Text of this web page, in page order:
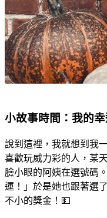
小故事時間：我的
說到這裡，我就想到我
喜歡玩威力彩的人，某
臉小眼的阿姨在選號碼
運！」於是她也跟著選
不小的獎金！💵